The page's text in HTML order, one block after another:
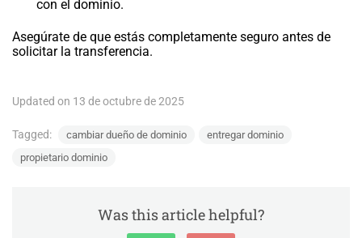
con el dominio.
Asegúrate de que estás completamente seguro antes de
solicitar la transferencia.
Updated on 13 de octubre de 2025
Tagged: cambiar dueño de dominio
entregar dominio
propietario dominio
Was this article helpful?